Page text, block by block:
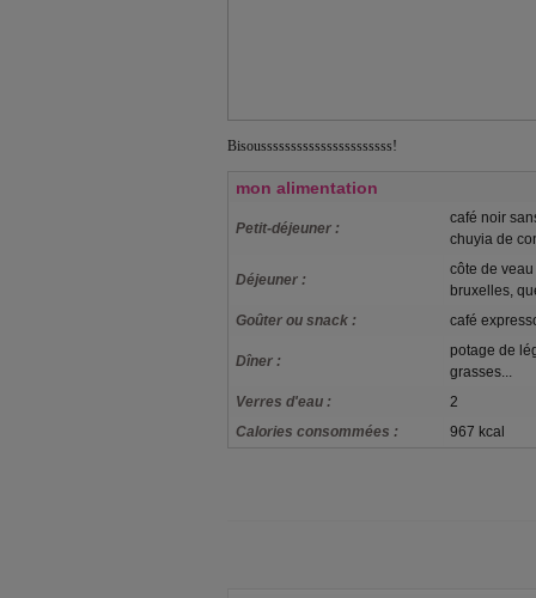
Bisoussssssssssssssssssssss!
mon alimentation
Petit-déjeuner :
café noir
chuyia de
Déjeuner :
côte de
bruxelles,
Goûter ou snack :
café
Dîner :
potage de
grasses...
Verres d'eau :
2
Calories consommées :
967 kcal